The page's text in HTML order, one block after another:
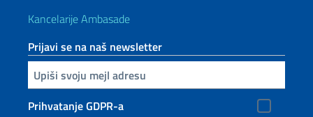
Kancelarije Ambasade
Prijavi se na naš newsletter
Upiši vaš imejl
Prihvatanje GDPR-a